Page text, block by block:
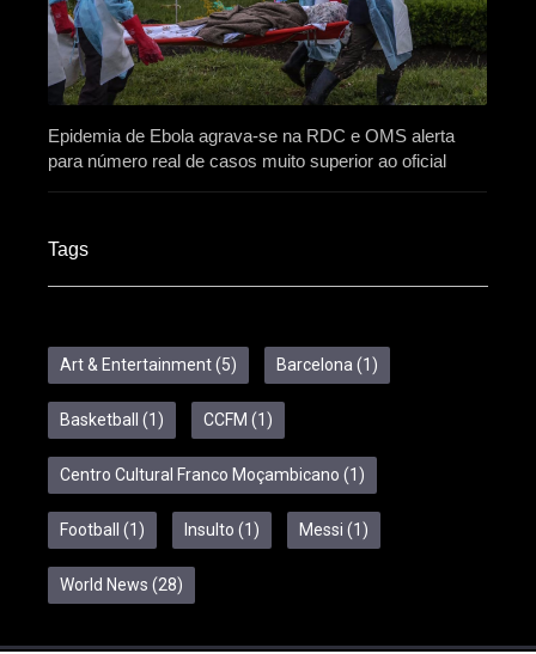
Epidemia de Ebola agrava-se na RDC e OMS alerta
para número real de casos muito superior ao oficial
Tags
Art & Entertainment(5) Barcelona (1)
Basketball (1) CCFM (1)
Centro Cultural Franco Moçambicano (1)
Football (1) Insulto (1) Messi (1)
World News (28)